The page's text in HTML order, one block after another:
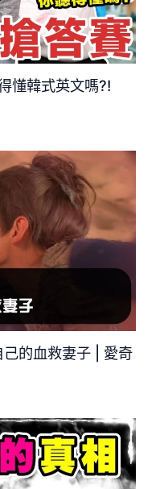
懂韓式英文嗎?!
己的血救妻子 | 愛奇